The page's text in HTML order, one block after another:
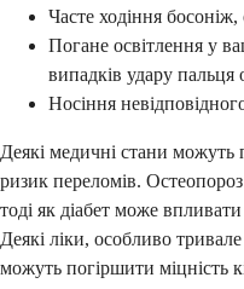
Часте ходіння
Погане освітлення у
випадків удару пальця
Носіння
Деякі медичні стани можуть
ризик переломів.
тоді як діабет може
Деякі ліки, особливо
можуть погіршити міцність